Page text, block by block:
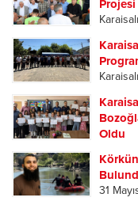
Sporun
ilk
Halı
hizmete
ilçe
Oldu
birlikte
yaşadı.
31